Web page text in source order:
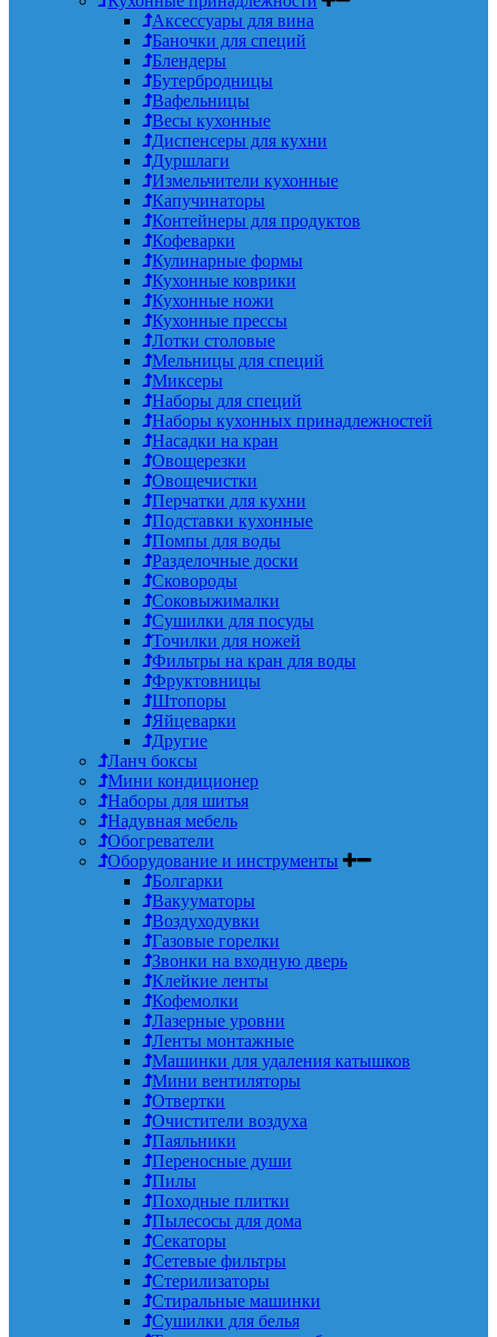
Аксессуары для вина
Баночки для специй
Блендеры
Бутербродницы
Вафельницы
Весы кухонные
Диспенсеры для кухни
Дуршлаги
Измельчители кухонные
Капучинаторы
Контейнеры для продуктов
Кофеварки
Кулинарные формы
Кухонные коврики
Кухонные ножи
Кухонные прессы
Лотки столовые
Мельницы для специй
Миксеры
Наборы для специй
Наборы кухонных принадлежностей
Насадки на кран
Овощерезки
Овощечистки
Перчатки для кухни
Подставки кухонные
Помпы для воды
Разделочные доски
Сковороды
Соковыжималки
Сушилки для посуды
Точилки для ножей
Фильтры на кран для воды
Фруктовницы
Штопоры
Яйцеварки
Другие
Ланч боксы
Мини кондиционер
Наборы для шитья
Надувная мебель
Обогреватели
Оборудование и инструменты
Болгарки
Вакууматоры
Воздуходувки
Газовые горелки
Звонки на входную дверь
Клейкие ленты
Кофемолки
Лазерные уровни
Ленты монтажные
Машинки для удаления катышков
Мини вентиляторы
Отвертки
Очистители воздуха
Паяльники
Переносные души
Пилы
Походные плитки
Пылесосы для дома
Секаторы
Сетевые фильтры
Стерилизаторы
Стиральные машинки
Сушилки для белья